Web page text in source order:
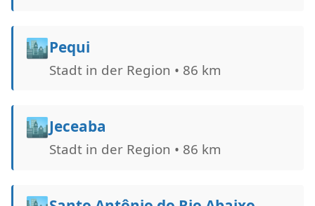
🏙️Pequi
Stadt in der Region • 86 km
🏙️Jeceaba
Stadt in der Region • 86 km